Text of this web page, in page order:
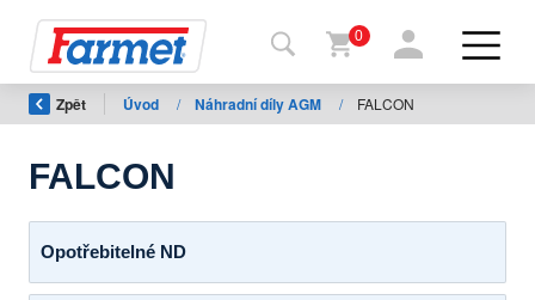
Zpět
na
shop
0
Zpět Úvod / Náhradní díly AGM / FALCON
FALCON
Opotřebitelné ND